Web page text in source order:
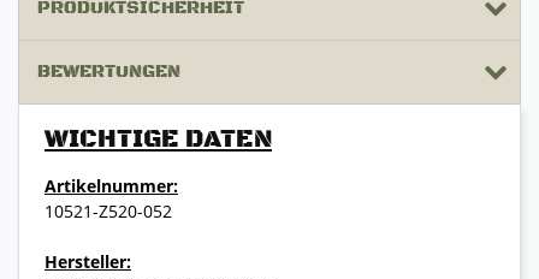
PRODUKTSICHERHEIT
BEWERTUNGEN
WICHTIGE DATEN
Artikelnummer:
10521-Z520-052
Hersteller: